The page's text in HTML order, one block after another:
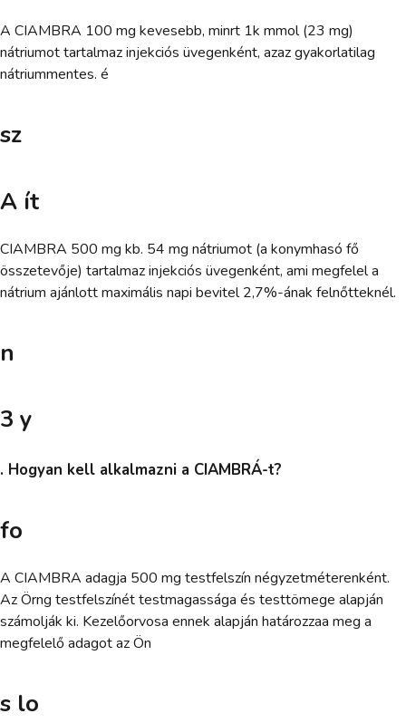
A CIAMBRA 100 mg kevesebb, minrt 1k mmol (23 mg)
nátriumot tartalmaz injekciós üvegenként, azaz gyakorlatilag
nátriummentes. é
sz
A ít
CIAMBRA 500 mg kb. 54 mg nátriumot (a konymhasó fő
összetevője) tartalmaz injekciós üvegenként, ami megfelel a
nátrium ajánlott maximális napi bevitel 2,7%-ának felnőtteknél.
n
3 y
. Hogyan kell alkalmazni a CIAMBRÁ-t?
fo
A CIAMBRA adagja 500 mg testfelszín négyzetméterenként.
Az Örng testfelszínét testmagassága és testtömege alapján
számolják ki. Kezelőorvosa ennek alapján határozzaa meg a
megfelelő adagot az Ön
s lo